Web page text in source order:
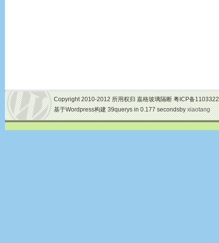
Copyright 2010-2012 所用权归 嘉格玻璃隔断 粤ICP备
基于Wordpress构建 39querys in 0.177 secondsbyxiaotang